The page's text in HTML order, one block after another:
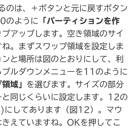
のは、＋ボタンと元に戻すボタン
のように
「パーティションを作
アップします。空き領域のサイ
。まずスワップ領域を設定しま
と場所は図のとおりにして、利
プルダウンメニューを11のように
域」 を選びます。サイズの部分
と同じくらいに設定します。12の
してあります（図12）。マウ
えていますね。OKを押してこ